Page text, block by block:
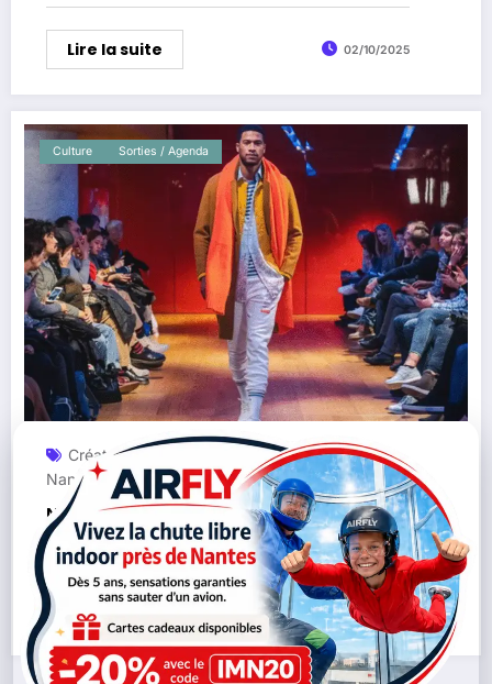
Lire la suite 02/10/2025
Culture Sorties / Agenda
Créateurs Locaux Inclusion,Mode,
Nantes, Nantes Fashion Week
Nantes Fashion Week : « rendre la mode
accessible à tous »
Lire la suite 25/09/2025